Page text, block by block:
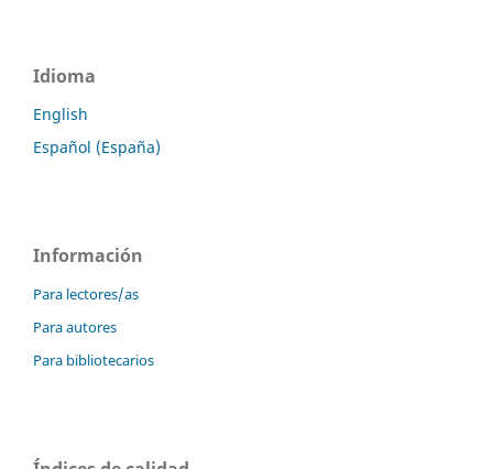
Idioma
English
Español (España)
Información
Para lectores/as
Para autores
Para bibliotecarios